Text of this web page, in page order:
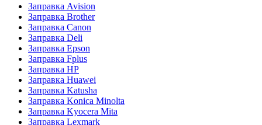
Заправка Avision
Заправка Brother
Заправка Canon
Заправка Deli
Заправка Epson
Заправка Fplus
Заправка HP
Заправка Huawei
Заправка Katusha
Заправка Konica Minolta
Заправка Kyocera Mita
Заправка Lexmark